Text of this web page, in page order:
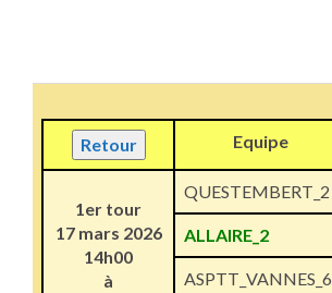
Retour Equipe
1er tour
17 mars 2026
14h00
à
QUESTEMBERT_2
ALLAIRE_2
ASPTT_VANNES_6